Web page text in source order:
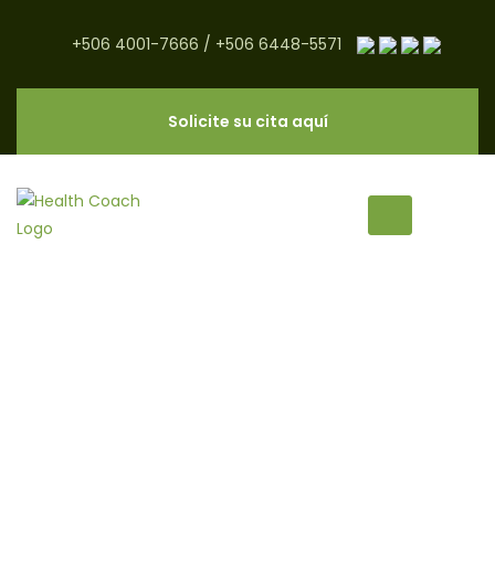
+506 4001-7666 / +506 6448-5571
Solicite su cita aquí